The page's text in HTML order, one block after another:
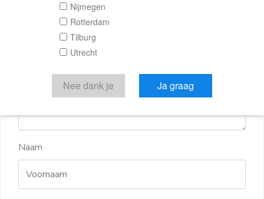
Verstuur je bericht
Door een bericht te sturen kom je in contact met de
aanbieder of makelaar van de woning.
Naam
Nijmegen
Rotterdam
Tilburg
Utrecht
Nee dank je Ja graag